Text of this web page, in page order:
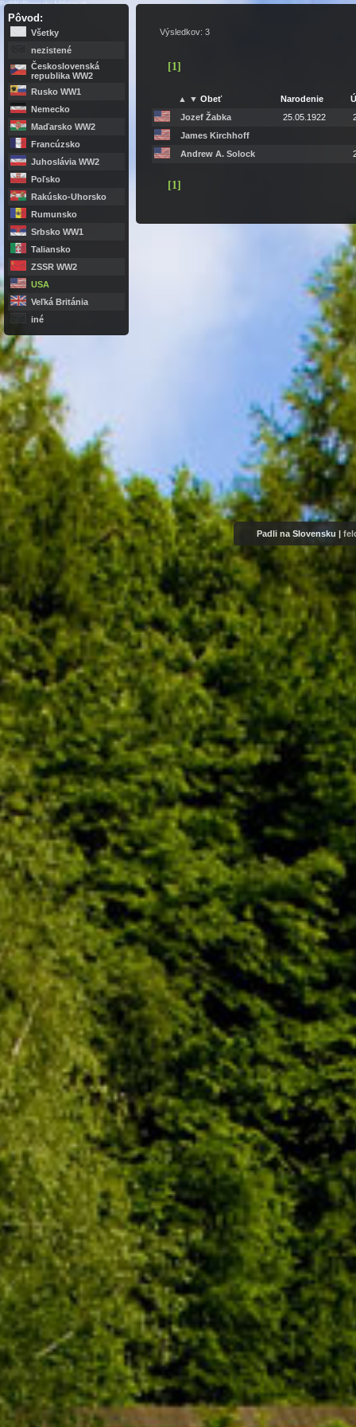
PadliNaSlovensku.feldgrau.sk
Pôvod:
Všetky
nezistené
Československá
republika WW2
Rusko WW1
Nemecko
Maďarsko WW2
Francúzsko
Juhoslávia WW2
Poľsko
Rakúsko-Uhorsko
Rumunsko
Srbsko WW1
Taliansko
ZSSR WW2
USA
Veľká Británia
iné
Výsledkov: 3
[1]
▲ ▼ Obeť Narodenie
Jozef Žabka
25.05.1922
James Kirchhoff
Andrew A. Solock
[1]
Padli na Slovensku |